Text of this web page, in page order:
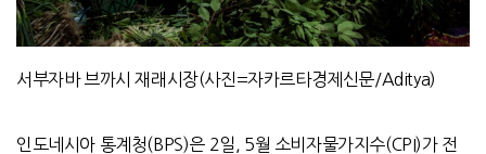
서부자바 브까시 재래시장(사진=자카르타경제신문/Aditya)
인도네시아 통계청(BPS)은 2일, 5월 소비자물가지수(CPI)가 전